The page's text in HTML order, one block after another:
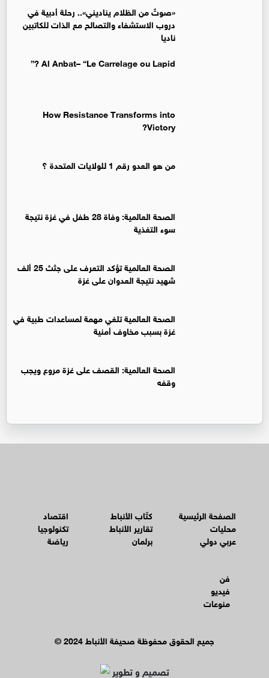
«صوتٌ من الظلام يناديني».. رحلة أدبية في
دروب الاستشفاء والتصالح مع الذات للكاتبين
ناديا
Al Anbat– “Le Carrelage ou Lapid ?”
How Resistance Transforms into
Victory?
من هو العدو رقم 1 للولايات المتحدة ؟
الصحة العالمية: وفاة 28 طفل في غزة نتيجة
سوء التغذية
الصحة العالمية تؤكد التعرف على جثث 25 ألف
شهيد نتيجة العدوان على غزة
الصحة العالمية تلغي مهمة لمساعدات طبية في
غزة بسبب مخاوف أمنية
الصحة العالمية: القصف على غزة مروع ويجب
وقفه
الصفحة الرئيسية
محليات
عربي دولي
كتّاب الأنباط
تقارير الأنباط
برلمان
اقتصاد
تكنولوجيا
رياضة
فن
فيديو
منوعات
© جميع الحقوق محفوظة صحيفة الأنباط 2024
تصميم و تطوير